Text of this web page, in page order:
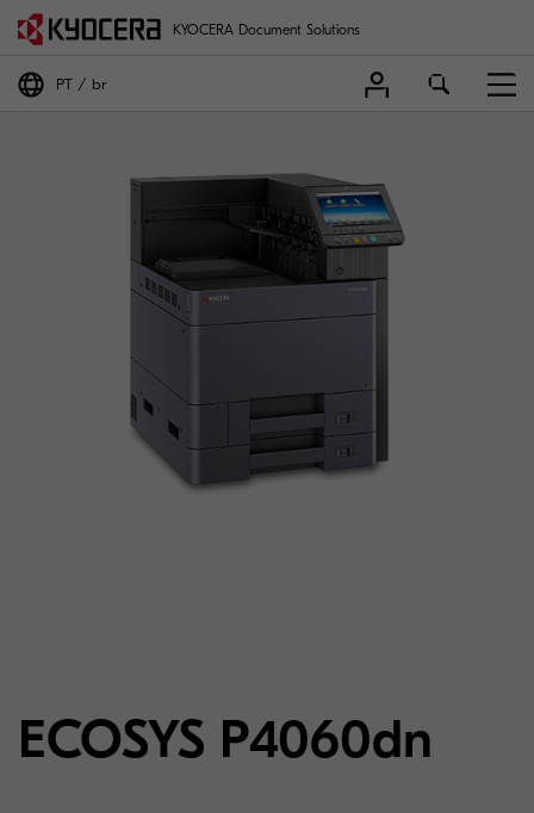
KYOCERA Document Solutions
PT br
ECOSYS P4060dn